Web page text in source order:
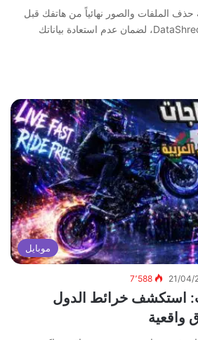
الملفات والصور نهائياً من هاتفك قبل
بيعه باستخدام تطبيق DataShredder، لضمان عدم استعادة بياناتك
موبايل
21/04/ 7٬588
استكشف خرائط الدول
واقعية